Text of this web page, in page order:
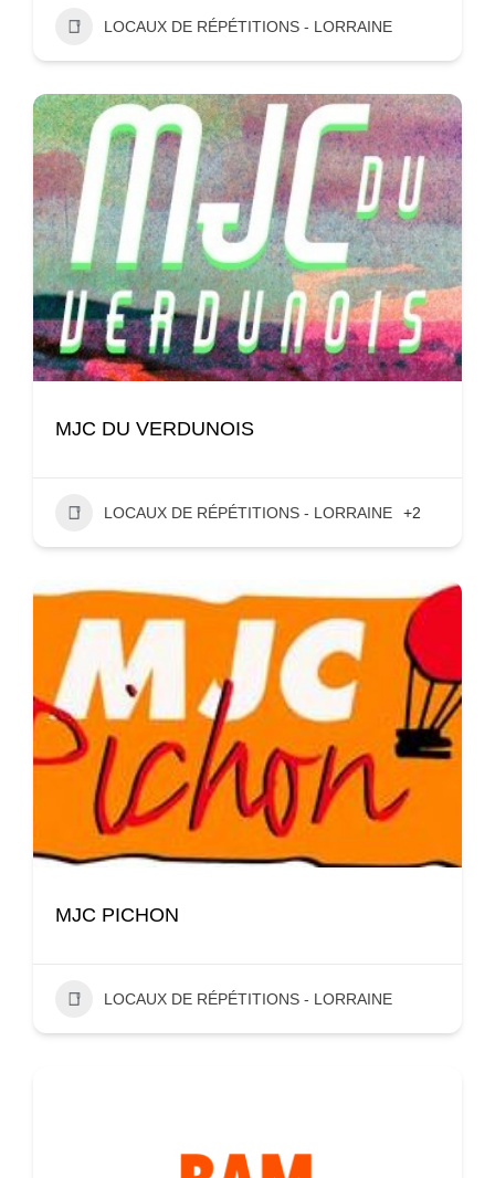
LOCAUX DE RÉPÉTITIONS - LORRAINE
MJC DU VERDUNOIS
LOCAUX DE RÉPÉTITIONS - LORRAINE +2
MJC PICHON
LOCAUX DE RÉPÉTITIONS - LORRAINE